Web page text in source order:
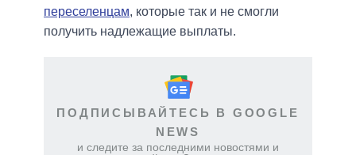
переселенцам, которые так и не смогли
получить надлежащие выплаты.
ПОДПИСЫВАЙТЕСЬ В GOOGLE
NEWS
и следите за последними новостями и